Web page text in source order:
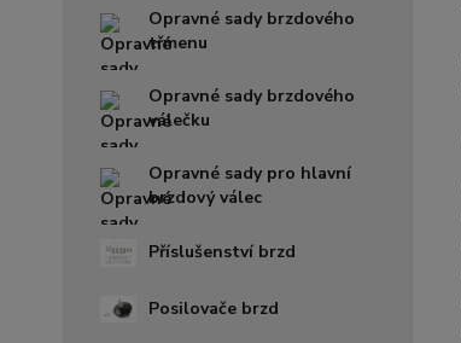
Opravné sady brzdového
třmenu
Opravné sady brzdového
válečku
Opravné sady pro hlavní
brzdový válec
Příslušenství brzd
Posilovače brzd